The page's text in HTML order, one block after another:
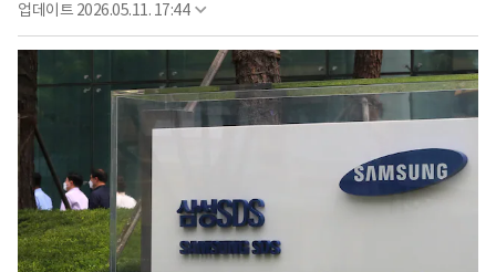
업데이트 2026.05.11. 17:44